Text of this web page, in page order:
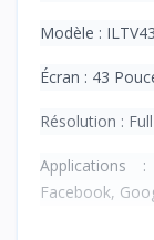
Modèle :
Écran : 43
Résolution :
Applications
Facebook,